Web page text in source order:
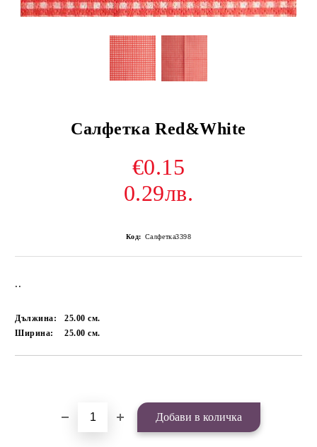
Салфетка Red&White
€0.15
0.29лв.
Код: Салфетка3398
..
Дължина: 25.00см.
Ширина:
25.00см.